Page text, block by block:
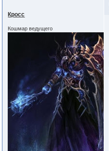
Кросс
Кошмар ведущего